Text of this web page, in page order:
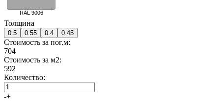
RAL 9006
Толщина
0.5 0.55 0.4 0.45
Стоимость за пог.м:
704
Стоимость за м2:
592
Количество:
-+